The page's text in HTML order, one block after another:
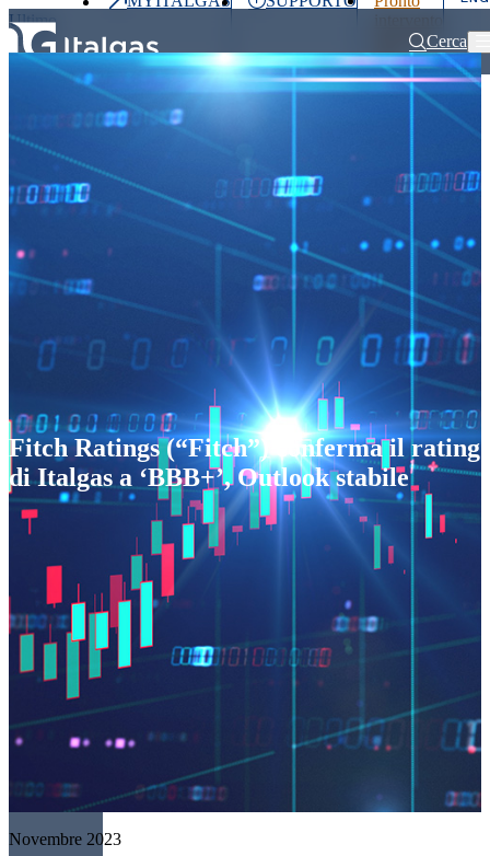
Ultimo
prezzo
800 900
999
Cerca
Investitori
Press
Clienti Partner People
Comunicati stampa e news Fitch Ratings (“Fitch”) conferma il
Fitch Ratings (“Fitch”) conferma il rating
di Italgas a ‘BBB+’, Outlook stabile
Novembre 2023